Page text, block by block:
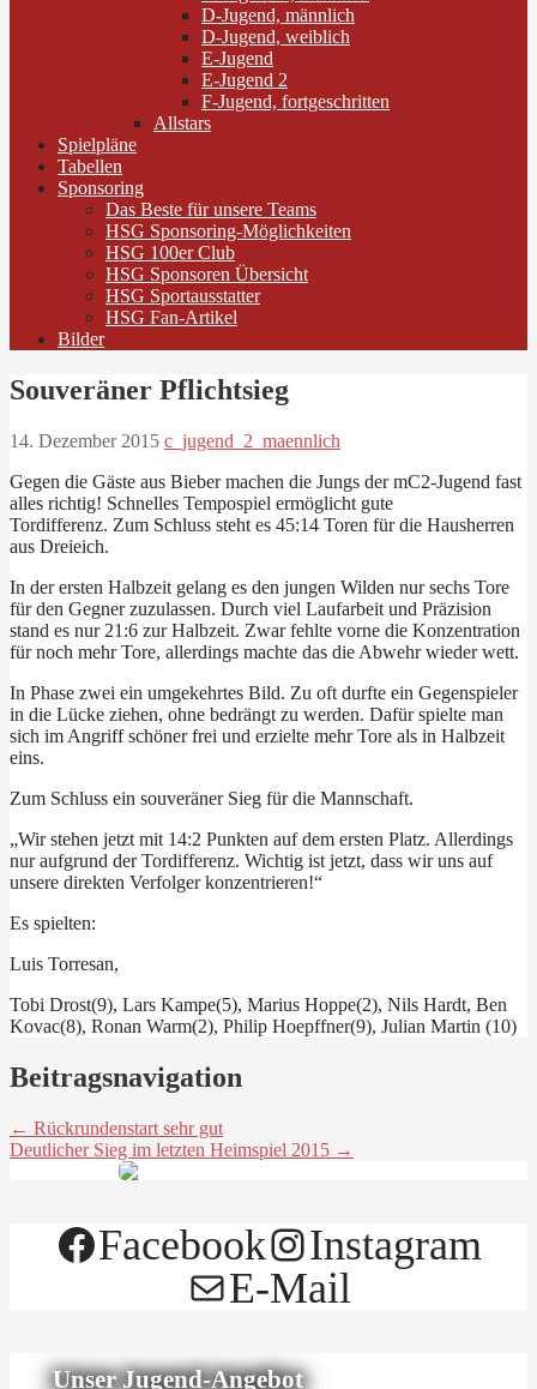
D-Jugend, männlich
D-Jugend, weiblich
E-Jugend
E-Jugend 2
F-Jugend, fortgeschritten
Allstars
Spielpläne
Tabellen
Sponsoring
Das Beste für unsere Teams
HSG Sponsoring-Möglichkeiten
HSG 100er Club
HSG Sponsoren Übersicht
HSG Sportausstatter
HSG Fan-Artikel
Bilder
Souveräner Pflichtsieg
14. Dezember 2015 c_jugend_2_maennlich
Gegen die Gäste aus Bieber machen die Jungs der mC2-Jugend fast
alles richtig! Schnelles Tempospiel ermöglicht gute
Tordifferenz. Zum Schluss steht es 45:14 Toren für die Hausherren
aus Dreieich.
In der ersten Halbzeit gelang es den jungen Wilden nur sechs Tore
für den Gegner zuzulassen. Durch viel Laufarbeit und Präzision
stand es nur 21:6 zur Halbzeit. Zwar fehlte vorne die Konzentration
für noch mehr Tore, allerdings machte das die Abwehr wieder wett.
In Phase zwei ein umgekehrtes Bild. Zu oft durfte ein Gegenspieler
in die Lücke ziehen, ohne bedrängt zu werden. Dafür spielte man
sich im Angriff schöner frei und erzielte mehr Tore als in Halbzeit
eins.
Zum Schluss ein souveräner Sieg für die Mannschaft.
„Wir stehen jetzt mit 14:2 Punkten auf dem ersten Platz. Allerdings
nur aufgrund der Tordifferenz. Wichtig ist jetzt, dass wir uns auf
unsere direkten Verfolger konzentrieren!“
Es spielten:
Luis Torresan,
Tobi Drost(9), Lars Kampe(5), Marius Hoppe(2), Nils Hardt, Ben
Kovac(8), Ronan Warm(2), Philip Hoepffner(9), Julian Martin (10)
Beitragsnavigation
← Rückrundenstart sehr gut
Deutlicher Sieg im letzten Heimspiel 2015 →
Facebook
Instagram
E-Mail
Unser Jugend-Angebot